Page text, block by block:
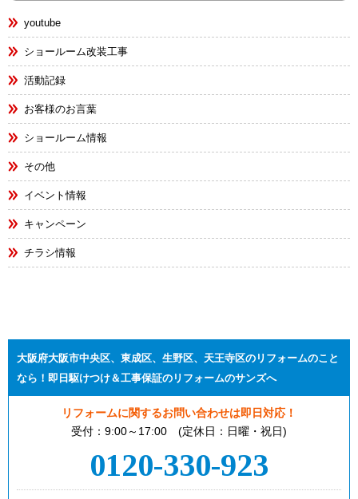
youtube
ショールーム改装工事
活動記録
お客様のお言葉
ショールーム情報
その他
イベント情報
キャンペーン
チラシ情報
大阪府大阪市中央区、東成区、生野区、天王寺区のリフォームのこと
なら！即日駆けつけ＆工事保証のリフォームのサンズへ
リフォームに関するお問い合わせは即日対応！
受付：9:00～17:00 (定休日：日曜・祝日)
0120-330-923